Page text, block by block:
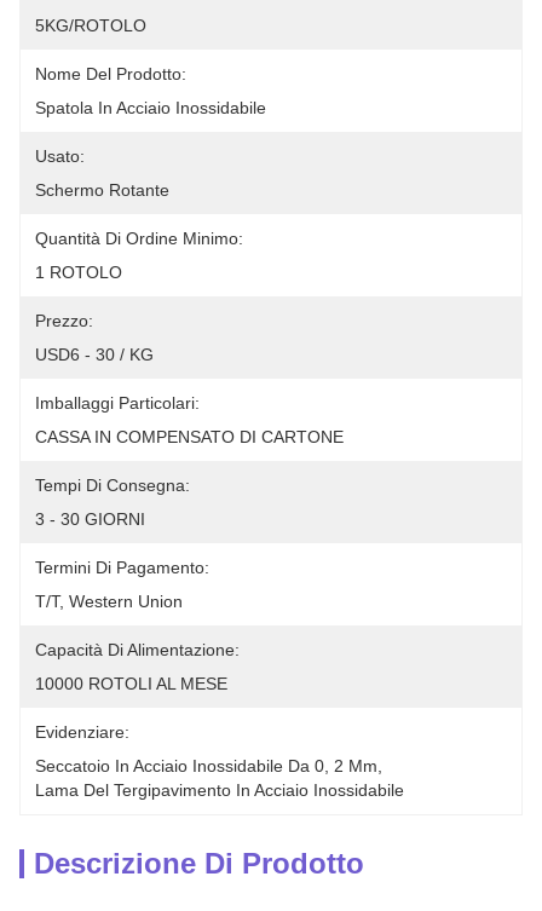
5KG/ROTOLO
Nome Del Prodotto:
Spatola In Acciaio Inossidabile
Usato:
Schermo Rotante
Quantità Di Ordine Minimo:
1 ROTOLO
Prezzo:
USD6 - 30 / KG
Imballaggi Particolari:
CASSA IN COMPENSATO DI CARTONE
Tempi Di Consegna:
3 - 30 GIORNI
Termini Di Pagamento:
T/T, Western Union
Capacità Di Alimentazione:
10000 ROTOLI AL MESE
Evidenziare:
Seccatoio In Acciaio Inossidabile Da 0 2 Mm
Lama Del Tergipavimento In Acciaio Inossidabile
Descrizione Di Prodotto